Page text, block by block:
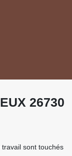
26730
sont touchés